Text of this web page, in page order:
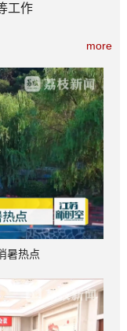
工作
more
暑热点